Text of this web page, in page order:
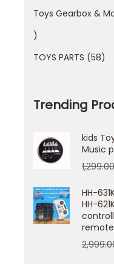
Toys Gearbox &
TOYS PARTS 58
Trending
kids
Music
1,299.00
HH-
HH-
remote